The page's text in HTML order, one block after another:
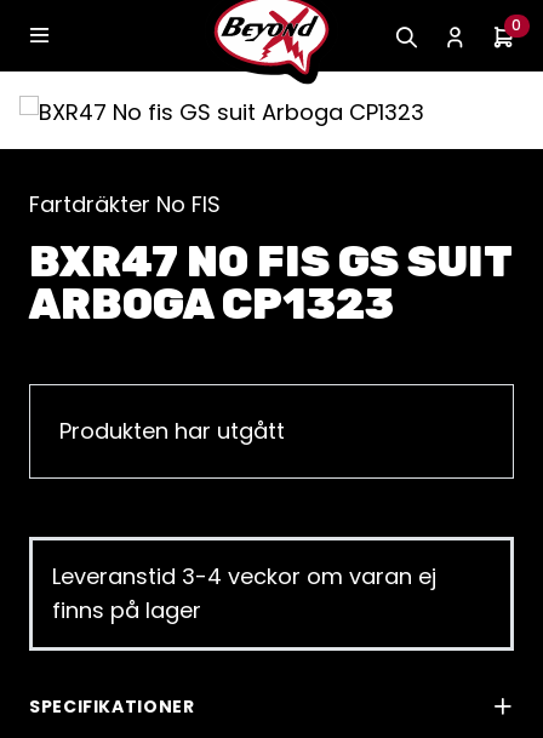
0
Fartdräkter No FIS
BXR47 NO FIS GS SUIT
ARBOGA CP1323
Produkten har utgått
Leveranstid 3-4 veckor om varan ej
finns på lager
SPECIFIKATIONER